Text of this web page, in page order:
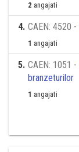
2 angajati
4. CAEN: 4520 -
1 angajati
5. CAEN: 1051 -
branzeturilor
1 angajati